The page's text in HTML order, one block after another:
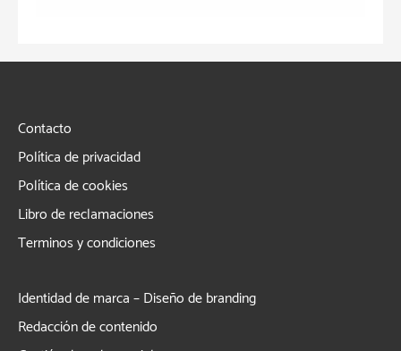
Contacto
Política de privacidad
Política de cookies
Libro de reclamaciones
Terminos y condiciones
Identidad de marca – Diseño de branding
Redacción de contenido